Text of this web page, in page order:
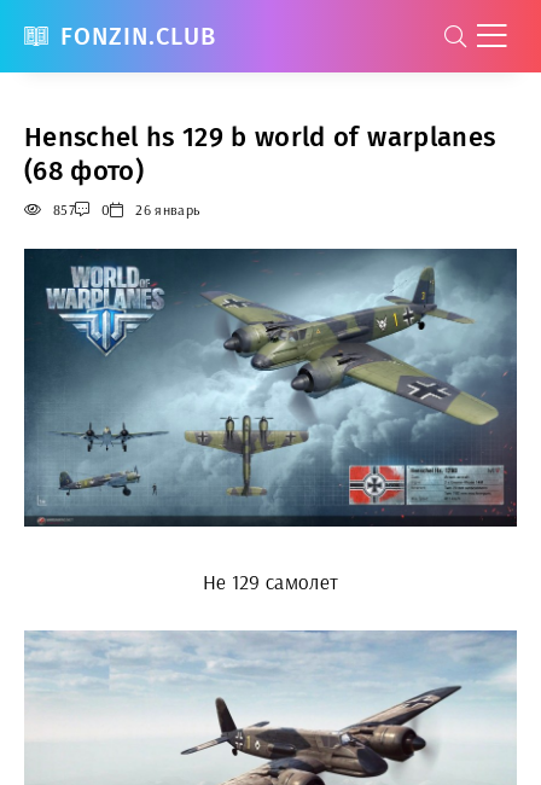
FONZIN.CLUB
Henschel hs 129 b world of warplanes
(68 фото)
857 0 26 январь
He 129 самолет